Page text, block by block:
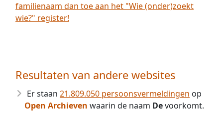
familienaam dan toe aan het "Wie (onder)zoekt
wie?" register!
Resultaten van andere websites
Er staan 21.809.050 persoonsvermeldingen op
Open Archieven waarin de naam Devoorkomt.